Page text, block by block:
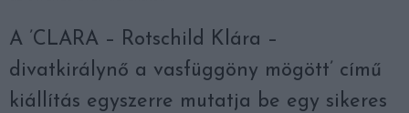
A ’CLARA – Rotschild Klára –
divatkirálynő a vasfüggöny mögött’ című
kiállítás egyszerre mutatja be egy sikeres